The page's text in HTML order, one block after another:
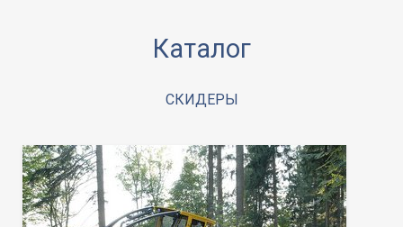
Каталог
СКИДЕРЫ